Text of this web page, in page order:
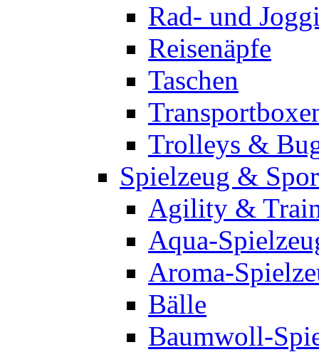
Rad- und
Reisenäpfe
Taschen
Trolleys &
Spielzeug &
Agility &
Aqua-
Aroma-
Bälle
Baumwoll-